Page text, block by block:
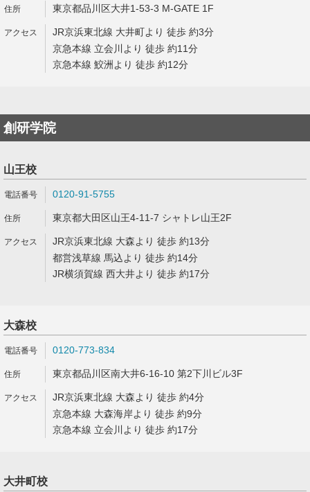
東京都品川区大井1-53-3 M-GATE 1F
JR京浜東北線 大井町より 徒歩 約3分
京急本線 立会川より 徒歩 約11分
京急本線 鮫洲より 徒歩 約12分
創研学院
山王校
0120-91-5755
東京都大田区山王4-11-7 シャトレ山王2F
JR京浜東北線 大森より 徒歩 約13分
都営浅草線 馬込より 徒歩 約14分
JR横須賀線 西大井より 徒歩 約17分
大森校
0120-773-834
東京都品川区南大井6-16-10 第2下川ビル3F
JR京浜東北線 大森より 徒歩 約4分
京急本線 大森海岸より 徒歩 約9分
京急本線 立会川より 徒歩 約17分
大井町校